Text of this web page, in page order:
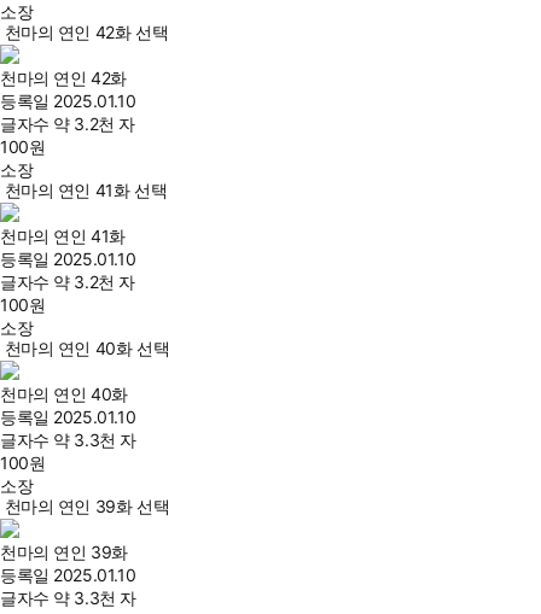
소장
천마의 연인 42화 선택
천마의 연인 42화
등록일 2025.01.10
글자수 약 3.2천 자
100원
소장
천마의 연인 41화 선택
천마의 연인 41화
등록일 2025.01.10
글자수 약 3.2천 자
100원
소장
천마의 연인 40화 선택
천마의 연인 40화
등록일 2025.01.10
글자수 약 3.3천 자
100원
소장
천마의 연인 39화 선택
천마의 연인 39화
등록일 2025.01.10
글자수 약 3.3천 자